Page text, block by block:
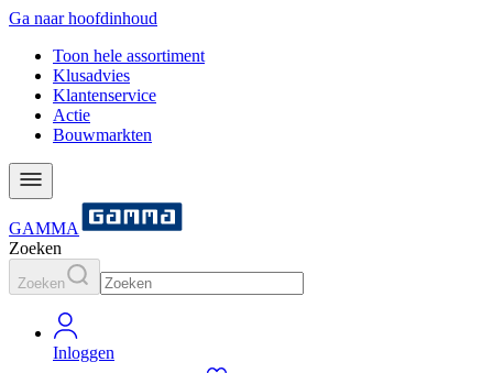
Ga naar hoofdinhoud
Toon hele assortiment
Klusadvies
Klantenservice
Actie
Bouwmarkten
GAMMA
Zoeken
Zoeken
Inloggen